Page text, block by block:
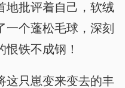
地批评着自己，软绒
一个蓬松毛球，深刻
铁不成钢！
这只崽变来变去的丰